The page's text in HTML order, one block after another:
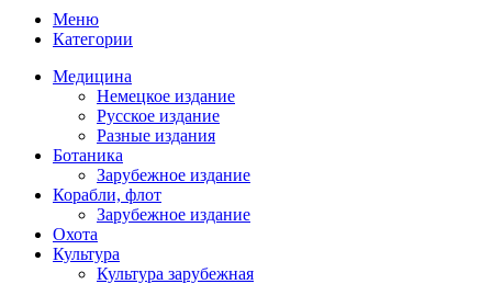
Меню
Категории
Медицина
Немецкое издание
Русское издание
Разные издания
Ботаника
Зарубежное издание
Корабли, флот
Зарубежное издание
Охота
Культура
Культура зарубежная